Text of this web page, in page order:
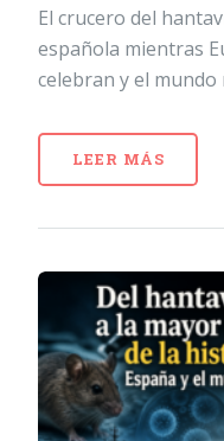
El crucero del
española mientras
celebran y el
LEER MÁS